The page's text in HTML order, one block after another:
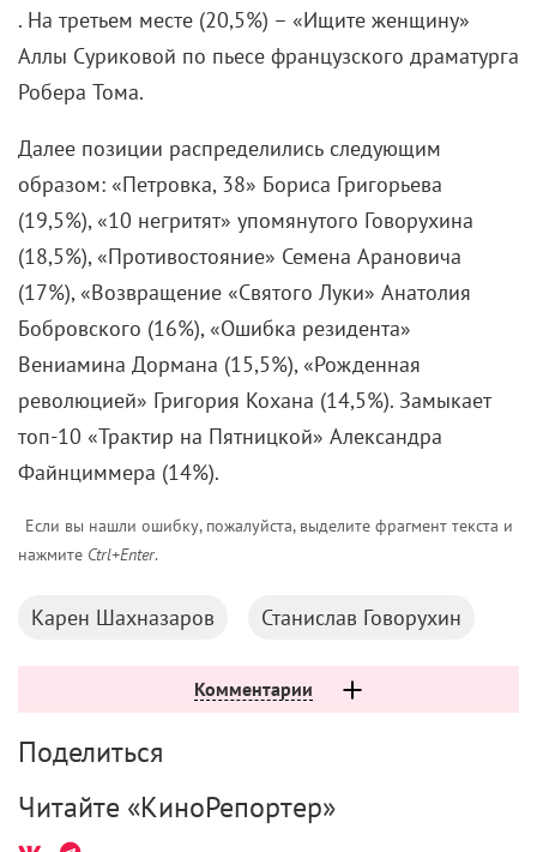
. На третьем месте (20,5%) – «Ищите женщину»
Аллы Суриковой по пьесе французского драматурга
Робера Тома.
Далее позиции распределились следующим
образом: «Петровка, 38» Бориса Григорьева
(19,5%), «10 негритят» упомянутого Говорухина
(18,5%), «Противостояние» Семена Арановича
(17%), «Возвращение «Святого Луки» Анатолия
Бобровского (16%), «Ошибка резидента»
Вениамина Дормана (15,5%), «Рожденная
революцией» Григория Кохана (14,5%). Замыкает
топ-10 «Трактир на Пятницкой» Александра
Файнциммера (14%).
Если вы нашли ошибку, пожалуйста, выделите фрагмент текста и
нажмите Ctrl+Enter.
Карен Шахназаров Станислав Говорухин
Комментарии
Поделиться
Читайте «КиноРепортер»